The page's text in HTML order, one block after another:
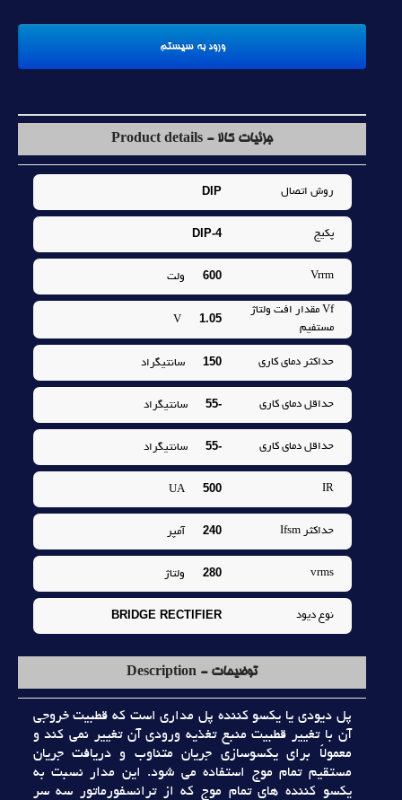
جزئیات کالا - Product details
روش اتصال DIP
پکيج DIP-4
Vrrm
600 ولت
Vf مقدار افت ولتاژ
مستفيم
1.05
V
حداکثر دماي کاري 150 سانتيگراد
حداقل دماي کاري -55 سانتيگراد
حداقل دماي کاري -55 سانتيگراد
IR
500
UA
حداکثر Ifsm 240 آمپر
vrms
280 ولتاژ
نوع ديود BRIDGE RECTIFIER
توضیحات - Description
پل ديودي يا يکسو کننده پل مداري است که قطبيت خروجي
آن با تغيير قطبيت منبع تغذيه ورودي آن تغيير نمي کند و
معمولاً براي يکسوسازي جريان متناوب و دريافت جريان
مستقيم تمام موج استفاده مي شود. اين مدار نسبت به
يکسو کننده هاي تمام موج که از ترانسفورماتور سه سر